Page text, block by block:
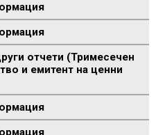
отчети (Тримесечен
и емитент на ценни